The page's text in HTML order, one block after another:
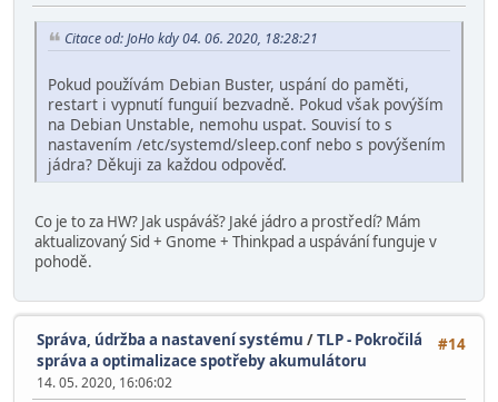
Citace od: JoHo kdy 04. 06. 2020, 18:28:21
Pokud používám Debian Buster, uspání do paměti,
restart i vypnutí funguií bezvadně. Pokud však povýším
na Debian Unstable, nemohu uspat. Souvisí to s
nastavením /etc/systemd/sleep.conf nebo s povýšením
jádra? Děkuji za každou odpověď.
Co je to za HW? Jak uspáváš? Jaké jádro a prostředí? Mám
aktualizovaný Sid + Gnome + Thinkpad a uspávání funguje v
pohodě.
#14
Správa, údržba a nastavení systému /TLP - Pokročilá
správa a optimalizace spotřeby akumulátoru
14. 05. 2020, 16:06:02